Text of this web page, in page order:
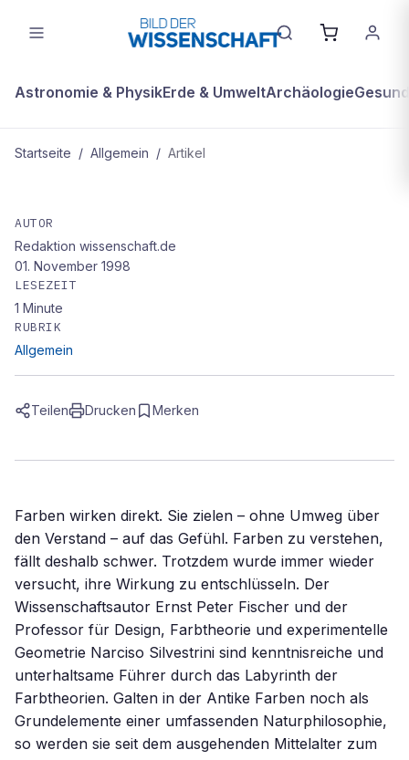
Astronomie & PhysikErde & UmweltArchäologie
Startseite / Allgemein / Artikel
Bunt ist alle Theorie: „Farbsysteme
AUTOR
Redaktion wissenschaft.de
01. November 1998
LESEZEIT
1 Minute
RUBRIK
Allgemein
Teilen Drucken Merken
Farben wirken direkt. Sie zielen – ohne Umweg über
den Verstand – auf das Gefühl. Farben zu verstehen,
fällt deshalb schwer. Trotzdem wurde immer wieder
versucht, ihre Wirkung zu entschlüsseln. Der
Wissenschaftsautor Ernst Peter Fischer und der
Professor für Design, Farbtheorie und experimentelle
Geometrie Narciso Silvestrini sind kenntnisreiche und
unterhaltsame Führer durch das Labyrinth der
Farbtheorien. Galten in der Antike Farben noch als
Grundelemente einer umfassenden Naturphilosophie,
so werden sie seit dem ausgehenden Mittelalter zum